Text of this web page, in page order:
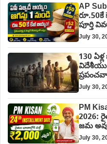
AP
రూ.50కే
పూర్తి
July 30,
130
July 30,
PM
2026:
జమ
July 30,